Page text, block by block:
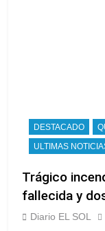
DESTACADO
ULTIMAS
Trágico
fallecida y
Diario EL SOL